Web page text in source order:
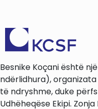
Besnike Koçani është
ndërlidhura), organizata
të ndryshme, duke
Udhëheqëse Ekipi.